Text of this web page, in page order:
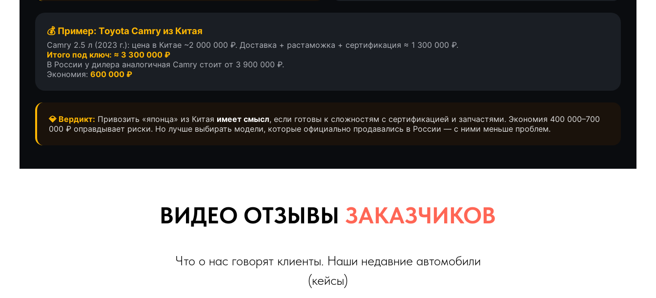
💰 Пример: Toyota Camry из Китая
Camry 2.5 л (2023 г.): цена в Китае ~2 000 000 ₽. Доставка + растаможка + сертификация ≈ 1 300 000 ₽.
Итого под ключ: ≈ 3 300 000 ₽
В России у дилера аналогичная Camry стоит от 3 900 000 ₽.
Экономия: 600 000 ₽
💎 Вердикт: Привозить «японца» из Китая имеет смысл, если готовы к сложностям с сертификацией и запчастями. Экономия 400 000–700
000 ₽ оправдывает риски. Но лучше выбирать модели, которые официально продавались в России — с ними меньше проблем.
(кейсы)